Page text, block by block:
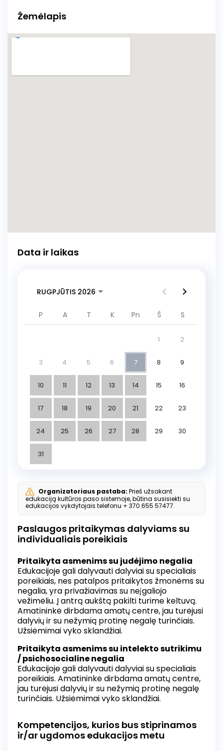
Žemėlapis
Data ir laikas
RUGPJŪTIS 2026
P A T K Pn Š S
1 2
3 4 5 6 7 8 9
10 11 12 13 14 15 16
17 18 19 20 21 22 23
24 25 26 27 28 29 30
31
Organizatoriaus pastaba: Prieš užsakant
edukaciją kultūros paso sistemoje, būtina susisiekti su
edukacijos vykdytojais telefonu + 370 655 57477.
Paslaugos pritaikymas dalyviams su
individualiais poreikiais
Pritaikyta asmenims su judėjimo negalia
Edukacijoje gali dalyvauti dalyviai su specialiais
poreikiais, nes patalpos pritaikytos žmonėms su
negalia, yra privažiavimas su neįgaliojo
vežimėliu. Į antrą aukštą pakilti turime keltuvą.
Amatininkė dirbdama amatų centre, jau turėjusi
dalyvių ir su nežymią protinę negalę turinčiais.
Užsiėmimai vyko sklandžiai.
Pritaikyta asmenims su intelekto sutrikimu
/ psichosocialine negalia
Edukacijoje gali dalyvauti dalyviai su specialiais
poreikiais. Amatininkė dirbdama amatų centre,
jau turėjusi dalyvių ir su nežymią protinę negalę
turinčiais. Užsiėmimai vyko sklandžiai.
Kompetencijos, kurios bus stiprinamos
ir/ar ugdomos edukacijos metu